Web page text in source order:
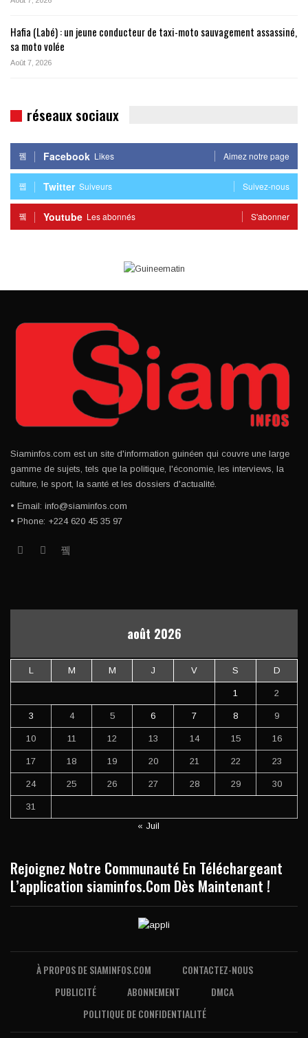
Hafia (Labé) : un jeune conducteur de taxi-moto sauvagement assassiné,
sa moto volée
Août 7, 2026
réseaux sociaux
Facebook Likes Aimez notre page
Twitter Suiveurs Suivez-nous
Youtube Les abonnés S'abonner
Siaminfos.com est un site d'information guinéen qui couvre une large
gamme de sujets, tels que la politique, l'économie, les interviews, la
culture, le sport, la santé et les dossiers d'actualité.
• Email: info@siaminfos.com
• Phone: +224 620 45 35 97
août 2026
L M M J V S D
1 2
3 4 5 6 7 8 9
10 11 12 13 14 15 16
17 18 19 20 21 22 23
24 25 26 27 28 29 30
31
« Juil
Rejoignez Notre Communauté En Téléchargeant
L’application siaminfos.Com Dès Maintenant !
À PROPOS DE SIAMINFOS.COM
CONTACTEZ-NOUS
PUBLICITÉ
ABONNEMENT
DMCA
POLITIQUE DE CONFIDENTIALITÉ